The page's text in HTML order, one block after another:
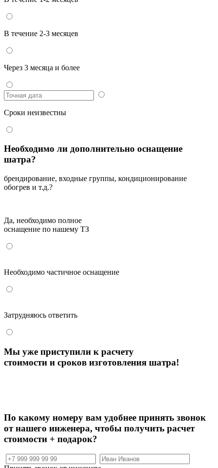
В течение 2-3 месяцев
Через 3 месяца и более
Сроки неизвестны
Необходимо ли дополнительно оснащение
шатра?
брендирование, входные группы, кондиционирование
обогрев и т.д.?
Да, необходимо полное
оснащение по нашему ТЗ
Необходимо частичное оснащение
Затрудняюсь ответить
Мы уже приступили к расчету
стоимости и сроков изготовления шатра!
По какому номеру вам удобнее принять звонок
от нашего инженера, чтобы получить расчет
стоимости + подарок?